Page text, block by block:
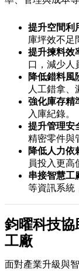
提升空間利
庫坪效不足
提升揀料效
口，減少人
降低錯料風
人工錯拿、
強化庫存精
入庫紀錄。
提升管理安
精密零件與
降低人力依
員投入更高
串接智慧工
等資訊系統
鈞曜科技
工廠
面對產業升級與